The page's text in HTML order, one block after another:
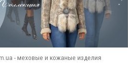
- меховые и кожаные изделия